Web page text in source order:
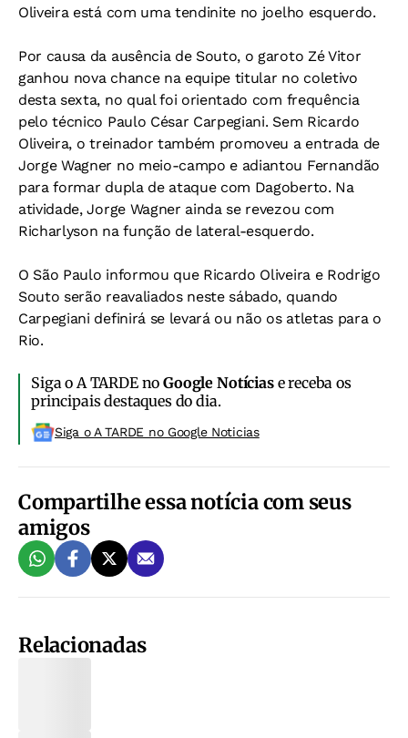
Oliveira está com uma tendinite no joelho esquerdo.
Por causa da ausência de Souto, o garoto Zé Vitor
ganhou nova chance na equipe titular no coletivo
desta sexta, no qual foi orientado com frequência
pelo técnico Paulo César Carpegiani. Sem Ricardo
Oliveira, o treinador também promoveu a entrada de
Jorge Wagner no meio-campo e adiantou Fernandão
para formar dupla de ataque com Dagoberto. Na
atividade, Jorge Wagner ainda se revezou com
Richarlyson na função de lateral-esquerdo.
O São Paulo informou que Ricardo Oliveira e Rodrigo
Souto serão reavaliados neste sábado, quando
Carpegiani definirá se levará ou não os atletas para o
Rio.
Siga o A TARDE noGoogle Notíciase receba os
principais destaques do dia.
Siga o A TARDE no Google Noticias
Compartilhe essa notícia com seus
amigos
Relacionadas